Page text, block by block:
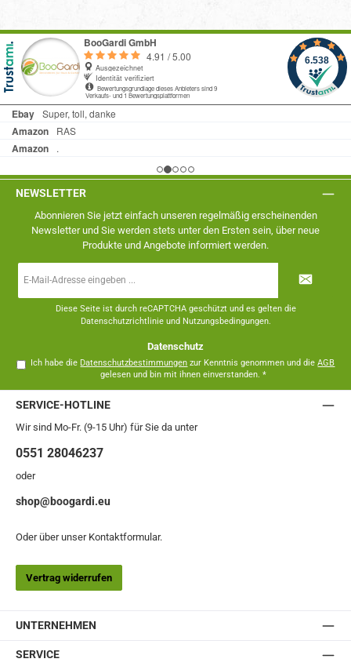
NEWSLETTER
Abonnieren Sie jetzt einfach unseren regelmäßig erscheinenden
Newsletter und Sie werden stets unter den Ersten sein, über neue
Produkte und Angebote informiert werden.
Mail-
Diese Seite ist durch reCAPTCHA geschützt und es gelten die
Datenschutzrichtlinieund Nutzungsbedingungen.
Datenschutz
Ich habe die Datenschutzbestimmungen zur Kenntnis genommen und dieAGB
gelesen und bin mit ihnen einverstanden. *
SERVICE-HOTLINE
Wir sind Mo-Fr. (9-15 Uhr) für Sie da unter
0551 28046237
oder
shop@boogardi.eu
Oder über unser Kontaktformular.
Vertrag widerrufen
UNTERNEHMEN
SERVICE